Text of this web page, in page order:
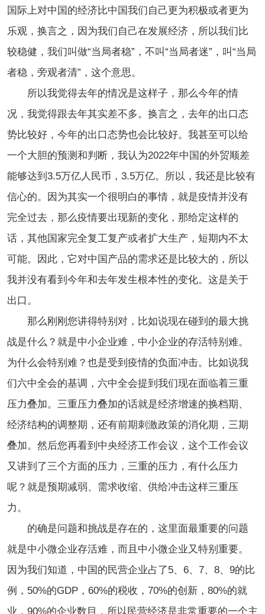
国际上对中国的经济比中国我们自己更为积极或者更为
乐观，换言之，因为我们自己在发展经济，所以我们比
较稳健，我们叫做“当局者稳”，不叫“当局者迷”，叫“当局
者稳，旁观者清”，这个意思。
所以我觉得去年的情况是这样子，那么今年的情
况，我觉得跟去年其实差不多。换言之，去年的出口态
势比较好，今年的出口态势也会比较好。我甚至可以给
一个大胆的预测和判断，我认为2022年中国的外贸顺差
能够达到3.5万亿人民币，3.5万亿。所以，我还是比较有
信心的。因为其实一个很明白的事情，就是疫情并没有
完全过去，那么疫情要出现新的变化，那给定这样的
话，其他国家完全复工复产或者扩大生产，短期内不太
可能。因此，它对中国产品的需求还是比较大的，所以
我并没有看到今年和去年发生根本性的变化。这是关于
出口。
那么刚刚您讲得特别对，比如说现在碰到的最大挑
战是什么？就是中小企业难，中小企业的存活特别难。
为什么会特别难？也是受到疫情的负面冲击。比如说我
们六中全会的基调，六中全会提到我们现在面临着三重
压力叠加。三重压力叠加的话就是经济增速的换档期、
经济结构的调整期，还有前期刺激政策的消化期，三期
叠加。然后您再看到中央经济工作会议，这个工作会议
又讲到了三个方面的压力，三重的压力，有什么压力
呢？就是预期减弱、需求收缩、供给冲击这样三重压
力。
的确是问题和挑战是存在的，这里面最重要的问题
就是中小微企业存活难，而且中小微企业又特别重要。
因为我们知道，中国的民营企业占了5、6、7、8、9的比
例，50%的GDP，60%的税收，70%的创新，80%的就
业，90%的企业数目，所以民营经济是非常重要的一个主